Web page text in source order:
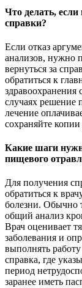
Что делать,
справки?
Если отказ
анализов, нужно
вернуться за
обратиться к
случаях решение
лечение
сохраняйте
Какие шаги
пищевого
Для получения
обратиться к
болезни. Обычно
общий анализ
Врач оценивает
заболевания и
выполнять
справка, где
период
заранее иметь